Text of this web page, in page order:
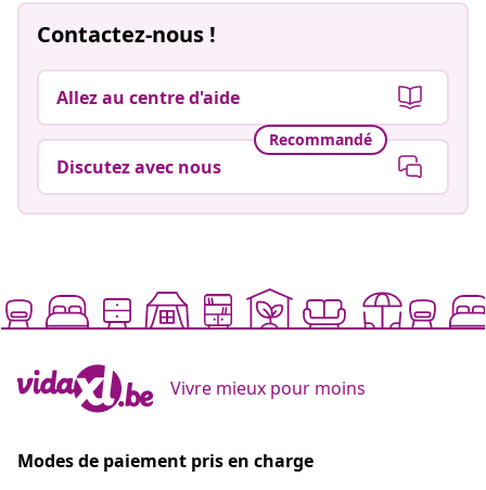
Contactez-nous !
Allez au centre d'aide
Recommandé
Discutez avec nous
Vivre mieux pour moins
Modes de paiement pris en charge